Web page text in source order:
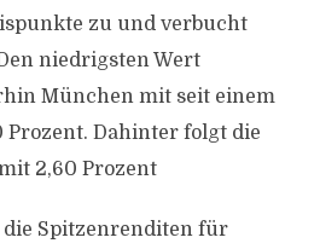
zu und verbucht
niedrigsten Wert
München mit seit einem
Prozent. Dahinter folgt die
2,60 Prozent
Spitzenrenditen für